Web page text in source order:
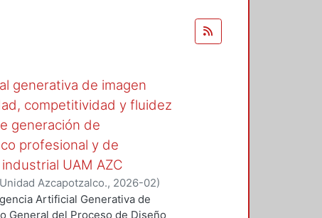
generativa de imagen
competitividad y fluidez
generación de
profesional y de
UAM AZC
Azcapotzalco., 2026-02)
Artificial Generativa de
General del Proceso de Diseño